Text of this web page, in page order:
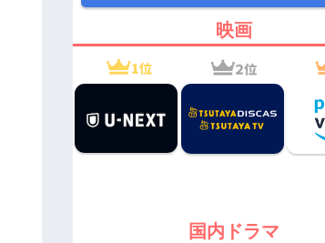
映画
国内ドラマ